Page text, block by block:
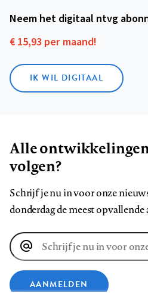
Neem het digitaal ntvg
€ 15,93 per maand!
IK WIL DIGITAAL
Alle
volgen?
Schrijf je nu in voor onze
donderdag de meest
E-
mailadres
AANMELDEN